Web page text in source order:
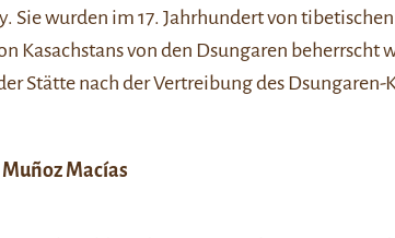
Sie wurden im 17. Jahrhundert von
Kasachstans von den Dsungaren beherrscht
Stätte nach der Vertreibung des
Muñoz Macías